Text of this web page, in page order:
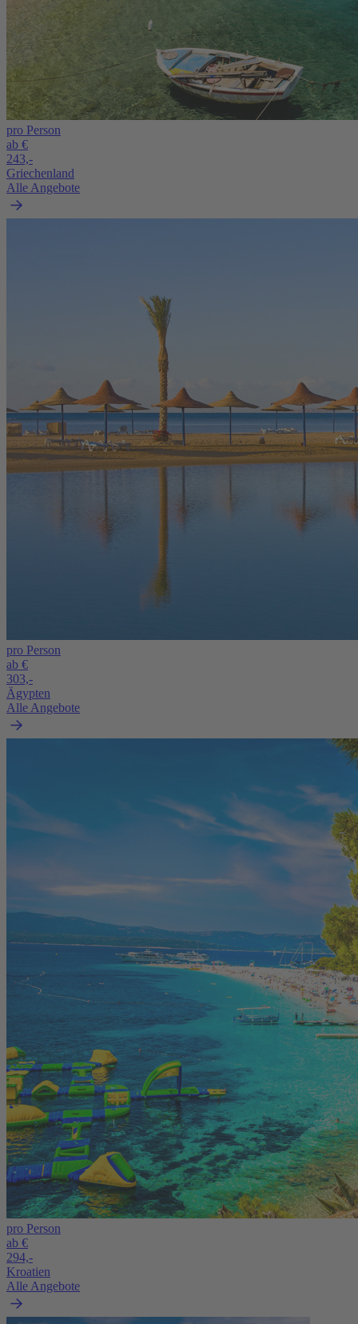
pro Person
ab €
243,-
Griechenland
Alle Angebote
pro Person
ab €
303,-
Ägypten
Alle Angebote
pro Person
ab €
294,-
Kroatien
Alle Angebote